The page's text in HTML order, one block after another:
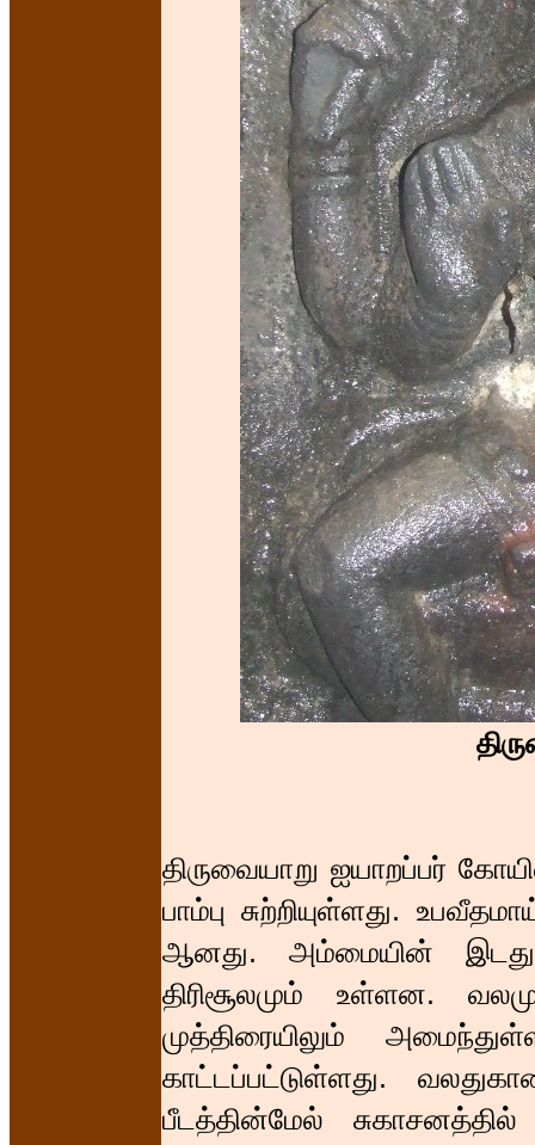
திருவையாறு ஐயாறப்பர்
பாம்பு சுற்றியுள்ளது.
ஆனது. அம்மையின் இடது
திரிசூலமும் உள்ளன.
முத்திரையிலும்
காட்டப்பட்டுள்ளது.
பீடத்தின்மேல் சுகாசனத்தில்